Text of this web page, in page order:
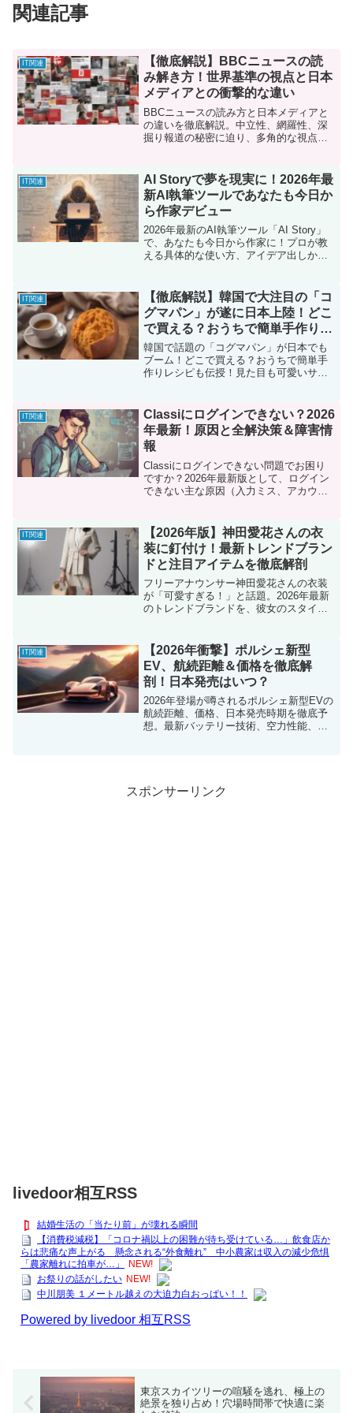
関連記事
IT関連
【徹底解説】BBCニュースの読
み解き方！世界基準の視点と日本
メディアとの衝撃的な違い
BBCニュースの読み方と日本メディアと
の違いを徹底解説。中立性、網羅性、深
掘り報道の秘密に迫り、多角的な視点を
IT関連
AI Storyで夢を現実に！2026年最
新AI執筆ツールであなたも今日か
ら作家デビュー
2026年最新のAI執筆ツール「AI Story」
で、あなたも今日から作家に！プロが教
える具体的な使い方、アイデア出しから
IT関連
【徹底解説】韓国で大注目の「コ
グマパン」が遂に日本上陸！どこ
で買える？おうちで簡単手作りレ
シピも伝授！
韓国で話題の「コグマパン」が日本でも
ブーム！どこで買える？おうちで簡単手
作りレシピも伝授！見た目も可愛いサツ
IT関連
Classiにログインできない？2026
年最新！原因と全解決策＆障害情
報
Classiにログインできない問題でお困り
ですか？2026年最新版として、ログイン
できない主な原因（入力ミス、アカウン
的な解決策を徹底解説。障害情報の確認
方法やFAQも網羅しています。
IT関連
【2026年版】神田愛花さんの衣
装に釘付け！最新トレンドブラン
ドと注目アイテムを徹底解剖
フリーアナウンサー神田愛花さんの衣装
が「可愛すぎる！」と話題。2026年最新
のトレンドブランドを、彼女のスタイル
のファッションから、私たちも真似でき
る着こなし術までを網羅。
IT関連
【2026年衝撃】ポルシェ新型
EV、航続距離＆価格を徹底解
剖！日本発売はいつ？
2026年登場が噂されるポルシェ新型EVの
航続距離、価格、日本発売時期を徹底予
想。最新バッテリー技術、空力性能、ポ
スポンサーリンク
livedoor相互RSS
結婚生活の「当たり前」が壊れる瞬間
【消費税減税】「コロナ禍以上の困難が待ち受けている…」飲食店か
らは悲痛な声上がる 懸念される“外食離れ” 中小農家は収入の減少危惧
「農家離れに拍車が…」
NEW!
お祭りの話がしたい NEW!
中川朋美 １メートル越えの大迫力白おっぱい！！
Powered by livedoor 相互RSS
東京スカイツリーの喧騒を逃れ、極上の
絶景を独り占め！穴場時間帯で快適に楽